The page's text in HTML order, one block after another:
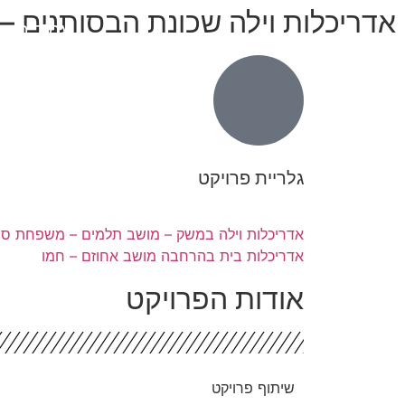
עמוד אדריכלות וילה שכונת
גלריית פרויקט
אדריכלות וילה במשק – מושב תלמים – משפחת
אדריכלות בית בהרחבה מושב אחוזם – חמו
אודות הפרויקט
שיתוף פרויקט